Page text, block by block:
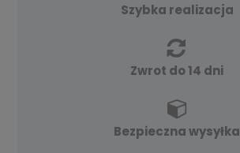
Szybka realizacja
Zwrot do 14 dni
Bezpieczna wysyłka